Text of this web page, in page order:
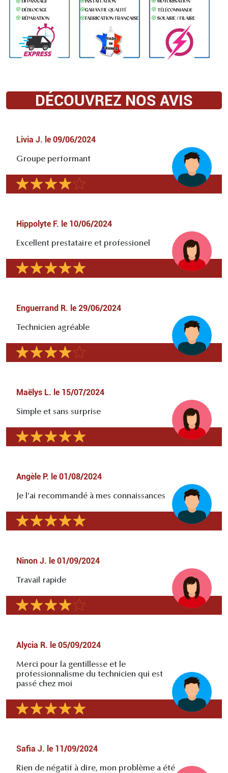
DÉCOUVREZ NOS AVIS
Livia J. le 09/06/2024
Groupe performant
Hippolyte F. le 10/06/2024
Excellent prestataire et professionel
Enguerrand R. le 29/06/2024
Technicien agréable
Maëlys L. le 15/07/2024
Simple et sans surprise
Angèle P. le 01/08/2024
Je l’ai recommandé à mes connaissances
Ninon J. le 01/09/2024
Travail rapide
Alycia R. le 05/09/2024
Merci pour la gentillesse et le
professionnalisme du technicien qui est
passé chez moi
Safia J. le 11/09/2024
Rien de négatif à dire, mon problème a été